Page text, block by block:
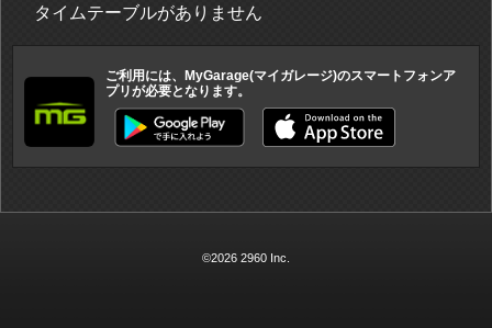
タイムテーブルがありません
ご利用には、MyGarage(マイガレージ)のスマートフォンア
プリが必要となります。
©2026 2960 Inc.